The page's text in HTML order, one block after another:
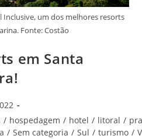
Inclusive, um dos melhores resorts
Fonte: Costão
em Santa
/ hospedagem / hotel / litoral /
/ Sem categoria / Sul / turismo /